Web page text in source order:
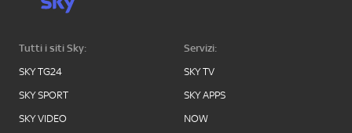
Tutti i siti Sky:
SKY TG24
SKY SPORT
SKY VIDEO
Servizi:
SKY TV
SKY APPS
NOW